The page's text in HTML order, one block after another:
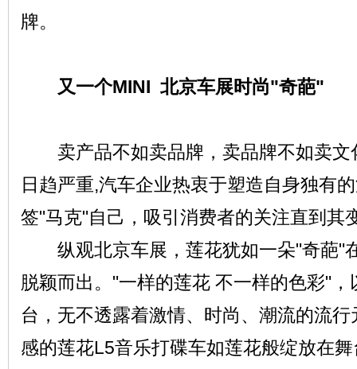
牌。
又一个MINI 北京车展时尚"奇葩"
卖产品不如卖品牌，卖品牌不如卖文
日趋严重,汽车企业热衷于塑造自身独有
签"马克"自己，吸引消费者的关注直到其
纵观北京车展，莲花犹如一朵"奇葩"
脱颖而出。"一样的莲花 不一样的色彩"
台，无不透露着激情、时尚、潮流的流
感的莲花L5音乐打碟车如莲花般绽放在